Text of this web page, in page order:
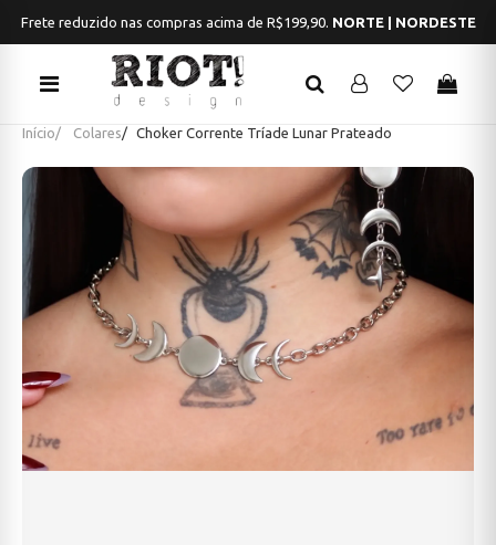
Frete reduzido nas compras acima de R$199,90. NORTE | NORDESTE
Início Colares Choker Corrente Tríade Lunar Prateado